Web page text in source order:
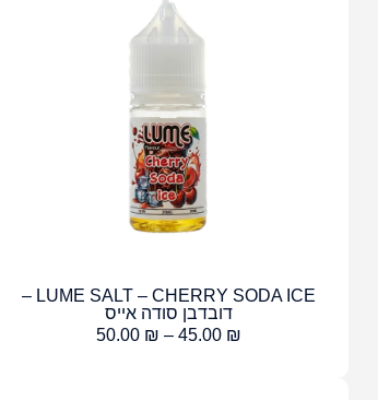
LUME SALT – CHERRY SODA ICE –
דובדבן סודה אייס
45.00 ₪
–
50.00 ₪